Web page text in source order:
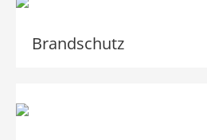
Brandschutz